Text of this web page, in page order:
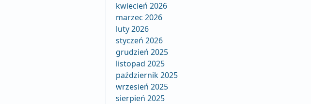
kwiecień 2026
marzec 2026
luty 2026
styczeń 2026
grudzień 2025
listopad 2025
październik 2025
wrzesień 2025
sierpień 2025